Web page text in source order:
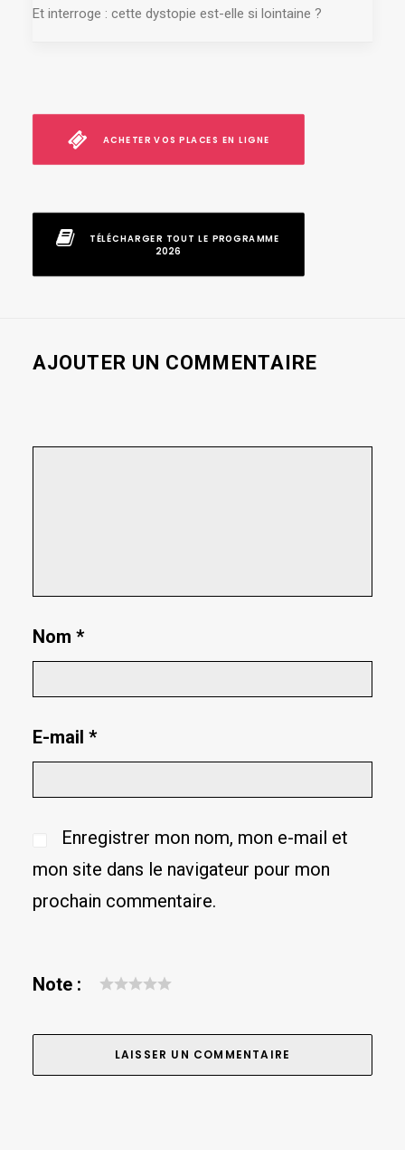
Et interroge : cette dystopie est-elle si lointaine ?
ACHETER VOS PLACES EN LIGNE
TÉLÉCHARGER TOUT LE PROGRAMME
2026
AJOUTER UN COMMENTAIRE
Nom *
E-mail *
Enregistrer mon nom, mon e-mail et
mon site dans le navigateur pour mon
prochain commentaire.
Note :